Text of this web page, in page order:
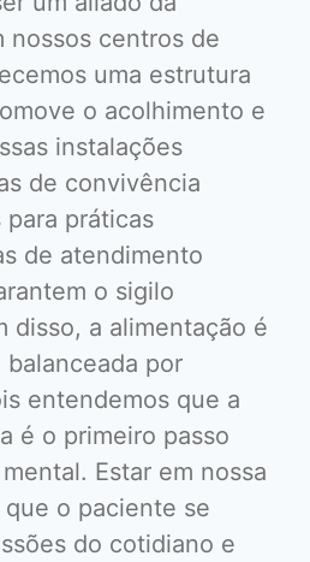
nossos centros de
uma estrutura
o acolhimento e
instalações
de convivência
para práticas
de atendimento
o sigilo
disso, a alimentação é
por
entendemos que a
é o primeiro passo
Estar em nossa
o paciente se
do cotidiano e